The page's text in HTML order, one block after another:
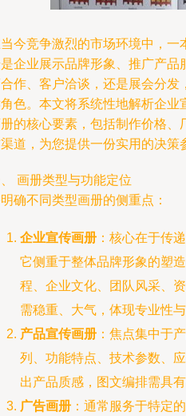
今竞争激烈的市场环境中，一
企业展示品牌形象、推广产品
作、客户洽谈，还是展会分发
色。本文将系统性地解析企业
的核心要素，包括制作价格、
道，为您提供一份实用的决策
画册类型与功能定位
确不同类型画册的侧重点：
企业宣传画册 ：核心在于传
它侧重于整体品牌形象的塑
程、企业文化、团队风采、
需稳重、大气，体现专业性与
产品宣传画册 ：焦点集中于
列、功能特点、技术参数、
出产品质感，图文编排需具
广告画册 ：通常服务于特定